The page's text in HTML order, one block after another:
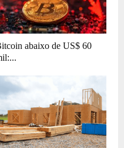
abaixo de US$ 60